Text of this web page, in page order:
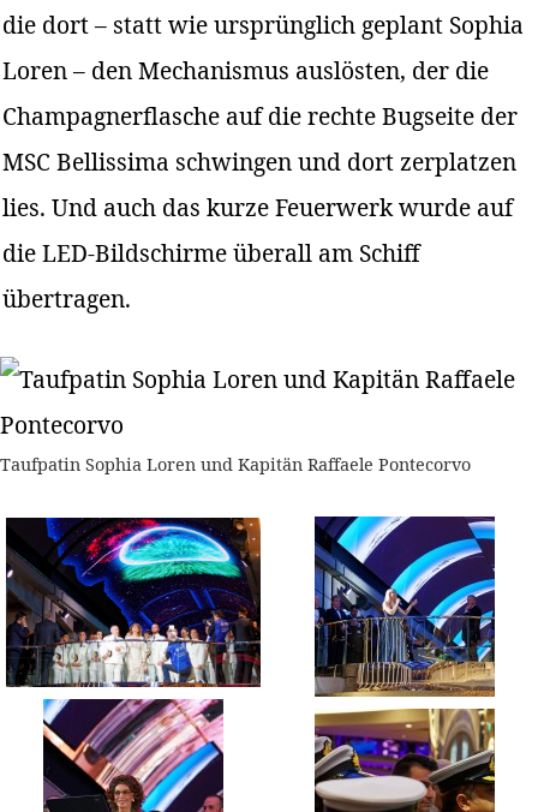
die dort – statt wie ursprünglich geplant Sophia
Loren – den Mechanismus auslösten, der die
Champagnerflasche auf die rechte Bugseite der
MSC Bellissima schwingen und dort zerplatzen
lies. Und auch das kurze Feuerwerk wurde auf
die LED-Bildschirme überall am Schiff
übertragen.
Taufpatin Sophia Loren und Kapitän Raffaele Pontecorvo